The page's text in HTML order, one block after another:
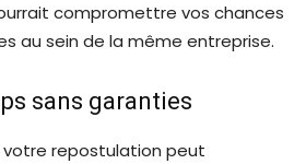
compromettre vos chances
au sein de la même entreprise.
sans garanties
votre repostulation peut